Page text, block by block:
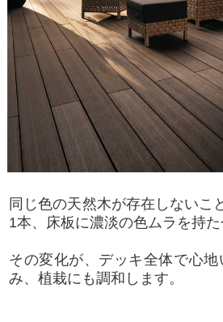
同じ色の天然木が存在しないこ
1本、床板に濃淡の色ムラを持た
その変化が、デッキ全体で心
み、植栽にも調和します。